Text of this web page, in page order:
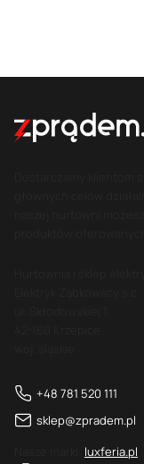
+48 781 520 111
sklep@zpradem.pl
luxferia.pl